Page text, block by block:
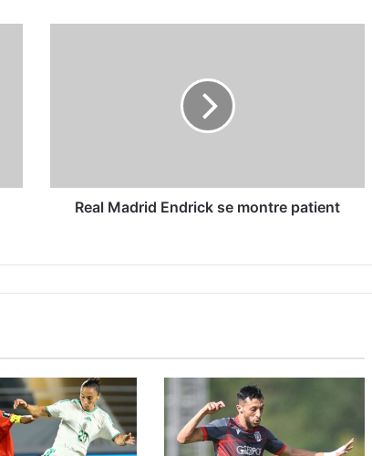
Real Madrid Endrick se montre patient